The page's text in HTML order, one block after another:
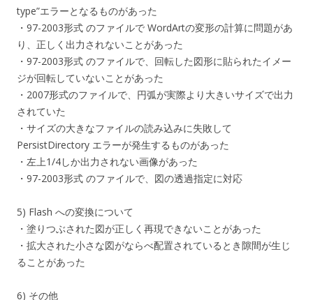
type”エラーとなるものがあった
・97-2003形式 のファイルで WordArtの変形の計算に問題があ
り、正しく出力されないことがあった
・97-2003形式 のファイルで、回転した図形に貼られたイメー
ジが回転していないことがあった
・2007形式のファイルで、円弧が実際より大きいサイズで出力
されていた
・サイズの大きなファイルの読み込みに失敗して
PersistDirectory エラーが発生するものがあった
・左上1/4しか出力されない画像があった
・97-2003形式 のファイルで、図の透過指定に対応
5) Flash への変換について
・塗りつぶされた図が正しく再現できないことがあった
・拡大された小さな図がならべ配置されているとき隙間が生じ
ることがあった
6) その他